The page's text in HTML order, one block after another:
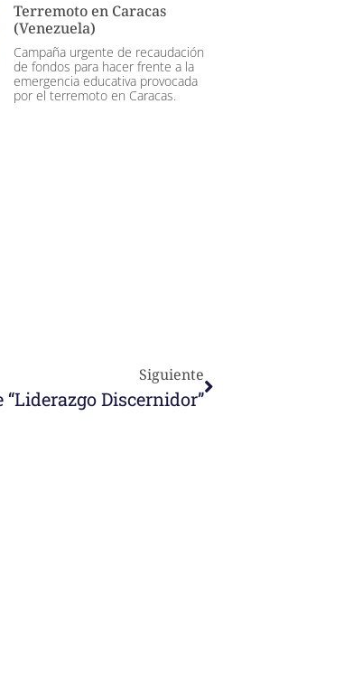
Terremoto en Caracas
(Venezuela)
Campaña urgente de recaudación
de fondos para hacer frente a la
emergencia educativa provocada
por el terremoto en Caracas.
Siguiente
Discernidor”